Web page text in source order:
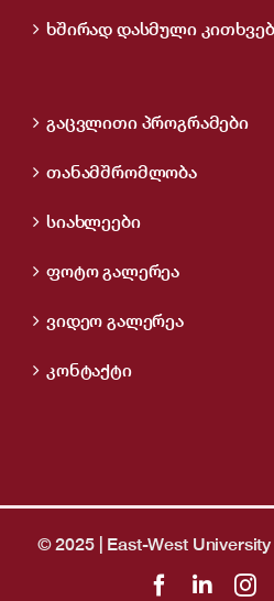
ხშირად დასმული
გაცვლითი პროგრამები
თანამშრომლობა
სიახლეები
ფოტო გალერეა
ვიდეო გალერეა
კონტაქტი
© 2025 | East-West
Facebook